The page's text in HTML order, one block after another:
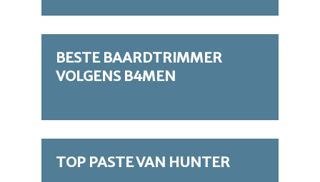
BESTE BAARDTRIMMER
VOLGENS B4MEN
TOP PASTE VAN HUNTER